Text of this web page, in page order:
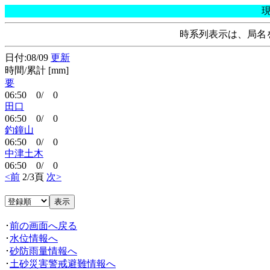
時系列表示は、局
日付:08/09 更新
時間/累計 [mm]
要
06:50 0/ 0
田口
06:50 0/ 0
釣鐘山
06:50 0/ 0
中津土木
06:50 0/ 0
<前 2/3頁 次>
･前の画面へ戻る
･ 水位情報へ
･砂防雨量情報へ
･ 土砂災害警戒避難情報へ